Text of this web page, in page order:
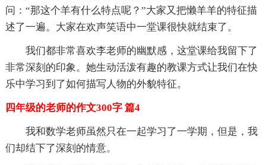
问：“那这个羊有什么特点呢？”大家又把懒羊羊的特征描
述了一遍。大家在欢声笑语中一堂课很快就结束了。
我们都非常喜欢李老师的幽默感，这堂课给我留下了
非常深刻的印象。她生动活泼有趣的教课方式让我们在快
乐中学习到了如何描写人物的外貌特征。
四年级的老师的作文300字 篇4
我和数学老师虽然只在一起学习了一学期，但是，我
们却结下了深刻的情意。